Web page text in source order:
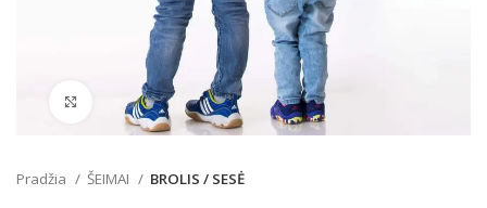
Padidinti
Pradžia ŠEIMAI BROLIS / SESĖ